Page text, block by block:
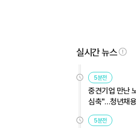
실시간 뉴스
5분전
중견기업 만난
심축"…청년채
5분전